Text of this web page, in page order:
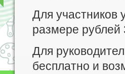
Для участников
размере рублей
Для
бесплатно и